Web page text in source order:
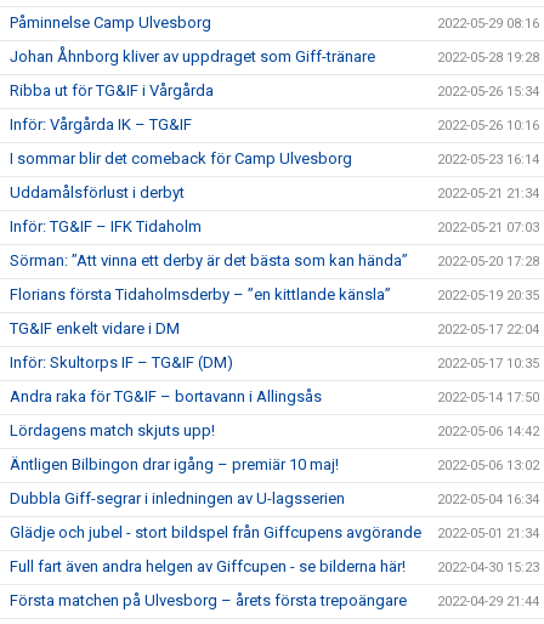
Påminnelse Camp Ulvesborg 2022-05-29 08:16
Johan Åhnborg kliver av uppdraget som Giff-tränare 2022-05-28 19:28
Ribba ut för TG&IF i Vårgårda 2022-05-26 15:34
Inför: Vårgårda IK – TG&IF 2022-05-26 10:16
I sommar blir det comeback för Camp Ulvesborg 2022-05-23 16:14
Uddamålsförlust i derbyt 2022-05-21 21:34
Inför: TG&IF – IFK Tidaholm 2022-05-21 07:03
Sörman: ”Att vinna ett derby är det bästa som kan hända” 2022-05-20 17:28
Florians första Tidaholmsderby – ”en kittlande känsla” 2022-05-19 20:35
TG&IF enkelt vidare i DM 2022-05-17 22:04
Inför: Skultorps IF – TG&IF (DM) 2022-05-17 10:35
Andra raka för TG&IF – bortavann i Allingsås 2022-05-14 17:50
Lördagens match skjuts upp! 2022-05-06 14:42
Äntligen Bilbingon drar igång – premiär 10 maj! 2022-05-06 13:02
Dubbla Giff-segrar i inledningen av U-lagsserien 2022-05-04 16:34
Glädje och jubel - stort bildspel från Giffcupens avgörande 2022-05-01 21:34
Full fart även andra helgen av Giffcupen - se bilderna här! 2022-04-30 15:23
Första matchen på Ulvesborg – årets första trepoängare 2022-04-29 21:44